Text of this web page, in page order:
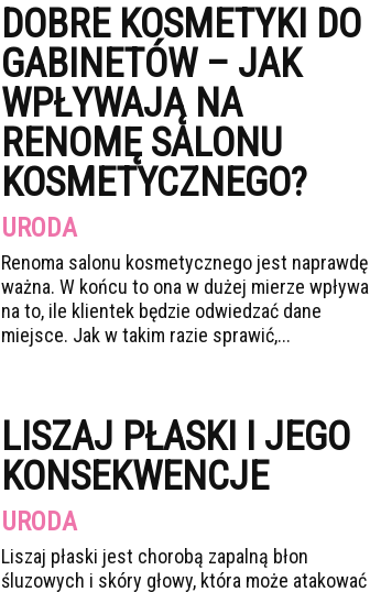
DOBRE KOSMETYKI DO
GABINETÓW – JAK
WPŁYWAJĄ NA
RENOMĘ SALONU
KOSMETYCZNEGO?
URODA
Renoma salonu kosmetycznego jest naprawdę
ważna. W końcu to ona w dużej mierze wpływa
na to, ile klientek będzie odwiedzać dane
miejsce. Jak w takim razie sprawić,...
LISZAJ PŁASKI I JEGO
KONSEKWENCJE
URODA
Liszaj płaski jest chorobą zapalną błon
śluzowych i skóry głowy, która może atakować